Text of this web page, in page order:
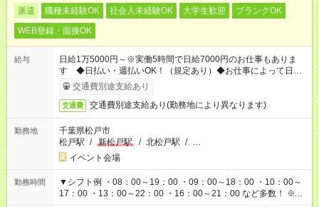
派遣 職種未経験OK 社会人未経験OK 大学生歓迎
ブランクOK
WEB登録・面接OK
給与
日給1万5000円～※実働5時間で日給7000円のお仕事もありま
す ◆日払い・週払いOK！（規定あり）◆お仕事によって日給も
異なります
交通費別途支給あり
交通費 交通費別途支給あり(勤務地により異なります)
勤務地
千葉県松戸市
松戸駅 / 新松戸駅 / 北松戸駅 / …
イベント会場
勤務時間
▼シフト例 ・08：00～19：00 ・09：00～18：00 ・10：00～
17：00 ・13：00～22：00 ・16：00～21：00 など多数！ ※お
仕事により勤務時間が異なります